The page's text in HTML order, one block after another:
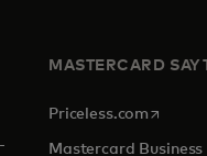
MASTERCARD
Priceless.com opens
Mastercard